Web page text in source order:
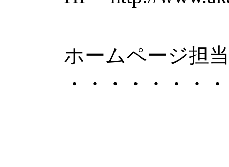
ホームページ担
・・・・・・・